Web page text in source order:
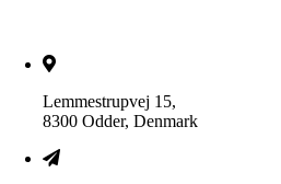
Lemmestrupvej 15,
8300 Odder, Denmark